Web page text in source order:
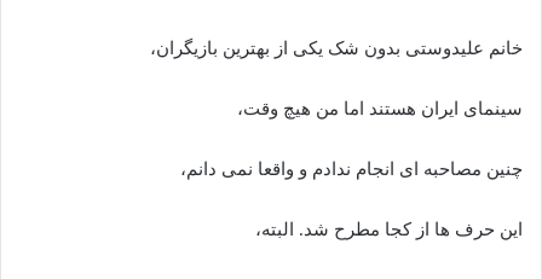
خانم علیدوستی بدون شک یکی از بهترین بازیگران،
سینمای ایران هستند اما من هیچ وقت،
چنین مصاحبه ای انجام ندادم و واقعا نمی دانم،
این حرف ها از کجا مطرح شد. البته،